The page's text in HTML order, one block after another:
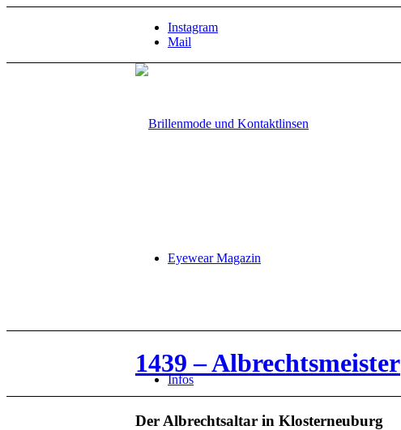
Instagram
Mail
Eyewear Magazin
Infos
1439 – Albrechtsmeister
Der Albrechtsaltar in Klosterneuburg